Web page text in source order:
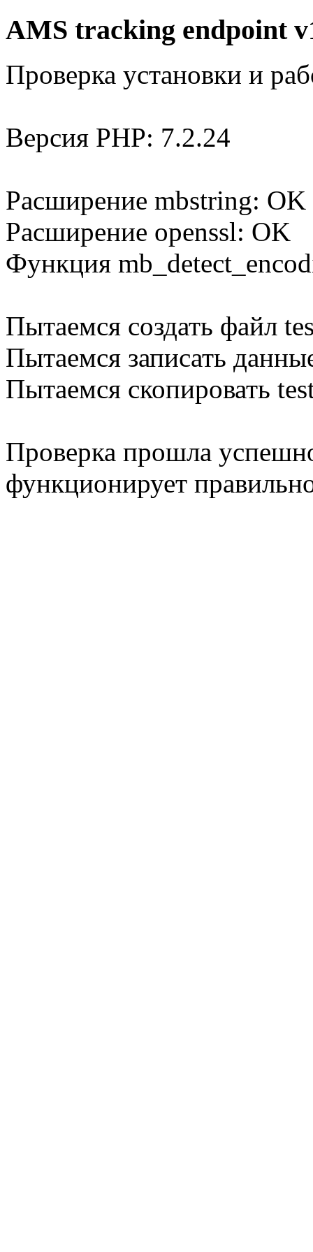
AMS tracking endpoint
Проверка установки и
Версия PHP: 7.2.24
Расширение mbstring: OK
Расширение openssl: OK
Функция
Пытаемся создать файл
Пытаемся записать
Пытаемся скопировать
Проверка прошла
функционирует